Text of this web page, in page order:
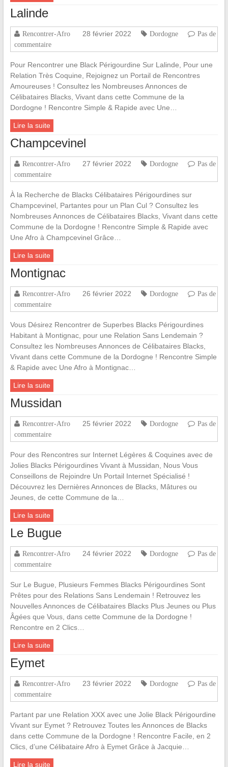
Lalinde
Rencontrer-Afro 28 février 2022 Dordogne
Pas de
commentaire
Pour Rencontrer une Black Périgourdine Sur Lalinde, Pour une
Relation Très Coquine, Rejoignez un Portail de Rencontres
Amoureuses ! Consultez les Nombreuses Annonces de
Célibataires Blacks, Vivant dans cette Commune de la
Dordogne ! Rencontre Simple & Rapide avec Une…
Lire la suite
Champcevinel
Rencontrer-Afro 27 février 2022 Dordogne
Pas de
commentaire
À la Recherche de Blacks Célibataires Périgourdines sur
Champcevinel, Partantes pour un Plan Cul ? Consultez les
Nombreuses Annonces de Célibataires Blacks, Vivant dans cette
Commune de la Dordogne ! Rencontre Simple & Rapide avec
Une Afro à Champcevinel Grâce…
Lire la suite
Montignac
Rencontrer-Afro 26 février 2022 Dordogne
Pas de
commentaire
Vous Désirez Rencontrer de Superbes Blacks Périgourdines
Habitant à Montignac, pour une Relation Sans Lendemain ?
Consultez les Nombreuses Annonces de Célibataires Blacks,
Vivant dans cette Commune de la Dordogne ! Rencontre Simple
& Rapide avec Une Afro à Montignac…
Lire la suite
Mussidan
Rencontrer-Afro 25 février 2022 Dordogne
Pas de
commentaire
Pour des Rencontres sur Internet Légères & Coquines avec de
Jolies Blacks Périgourdines Vivant à Mussidan, Nous Vous
Conseillons de Rejoindre Un Portail Internet Spécialisé !
Découvrez les Dernières Annonces de Blacks, Mâtures ou
Jeunes, de cette Commune de la…
Lire la suite
Le Bugue
Rencontrer-Afro 24 février 2022 Dordogne
Pas de
commentaire
Sur Le Bugue, Plusieurs Femmes Blacks Périgourdines Sont
Prêtes pour des Relations Sans Lendemain ! Retrouvez les
Nouvelles Annonces de Célibataires Blacks Plus Jeunes ou Plus
Âgées que Vous, dans cette Commune de la Dordogne !
Rencontre en 2 Clics…
Lire la suite
Eymet
Rencontrer-Afro 23 février 2022 Dordogne
Pas de
commentaire
Partant par une Relation XXX avec une Jolie Black Périgourdine
Vivant sur Eymet ? Retrouvez Toutes les Annonces de Blacks
dans cette Commune de la Dordogne ! Rencontre Facile, en 2
Clics, d’une Célibataire Afro à Eymet Grâce à Jacquie…
Lire la suite